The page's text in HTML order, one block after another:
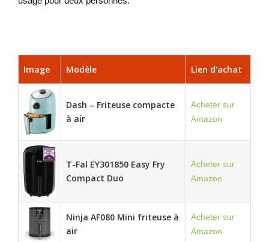
Image Modèle Lien d'achat
Dash – Friteuse compacte
à air
Acheter sur
Amazon
T-Fal EY301850 Easy Fry
Compact Duo
Acheter sur
Amazon
Ninja AF080 Mini friteuse à
air
Acheter sur
Amazon